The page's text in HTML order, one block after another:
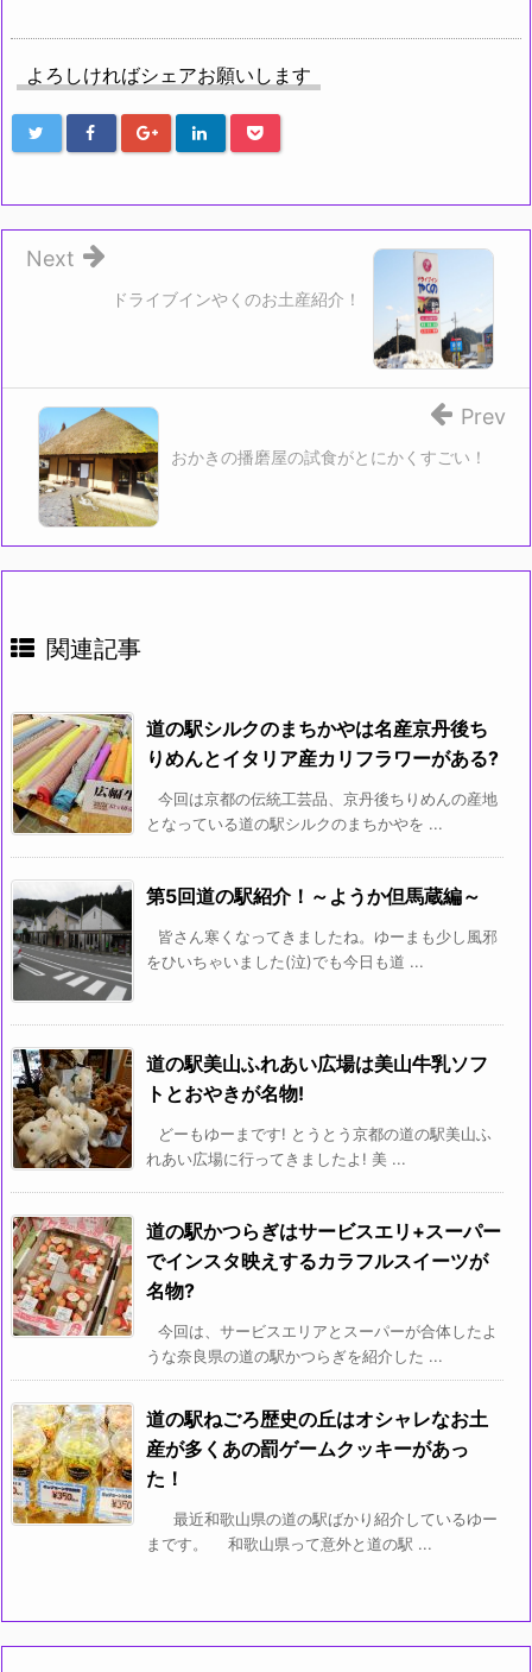
よろしければシェアお願いします
ドライブインやくのお土産紹介！
Next
おかきの播磨屋の試食がとにかくすごい！
Prev
関連記事
道の駅シルクのまちかやは名産京丹後ち
りめんとイタリア産カリフラワーがある?
今回は京都の伝統工芸品、京丹後ちりめんの産地
となっている道の駅シルクのまちかやを ...
第5回道の駅紹介！～ようか但馬蔵編～
皆さん寒くなってきましたね。ゆーまも少し風邪
をひいちゃいました(泣)でも今日も道 ...
道の駅美山ふれあい広場は美山牛乳ソフ
トとおやきが名物!
どーもゆーまです! とうとう京都の道の駅美山ふ
れあい広場に行ってきましたよ! 美 ...
道の駅かつらぎはサービスエリ+スーパー
でインスタ映えするカラフルスイーツが
名物?
今回は、サービスエリアとスーパーが合体したよ
うな奈良県の道の駅かつらぎを紹介した ...
道の駅ねごろ歴史の丘はオシャレなお土
産が多くあの罰ゲームクッキーがあっ
た！
最近和歌山県の道の駅ばかり紹介しているゆー
まです。 和歌山県って意外と道の駅 ...